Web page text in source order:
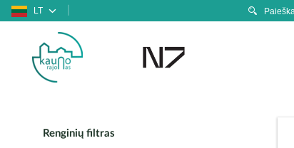
LT
Renginių filtras